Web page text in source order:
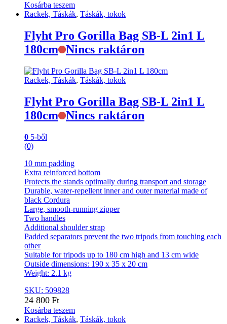
Kosárba teszem
Rackek, Táskák, Táskák, tokok
Flyht Pro Gorilla Bag SB-L 2in1 L
180cm
Nincs raktáron
Rackek, Táskák, Táskák, tokok
Flyht Pro Gorilla Bag SB-L 2in1 L
180cm
Nincs raktáron
0 5-ből
(0)
10 mm padding
Extra reinforced bottom
Protects the stands optimally during transport and storage
Durable, water-repellent inner and outer material made of
black Cordura
Large, smooth-running zipper
Two handles
Additional shoulder strap
Padded separators prevent the two tripods from touching each
other
Suitable for tripods up to 180 cm high and 13 cm wide
Outside dimensions: 190 x 35 x 20 cm
Weight: 2.1 kg
SKU: 509828
24 800 Ft
Kosárba teszem
Rackek, Táskák, Táskák, tokok